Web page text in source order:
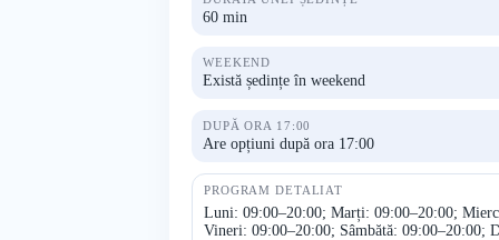
60 min
WEEKEND
Există ședințe în weekend
DUPĂ ORA 17:00
Are opțiuni după ora 17:00
PROGRAM DETALIAT
Luni: 09:00–20:00; Marți: 09:00–20:00;
Vineri: 09:00–20:00; Sâmbătă: 09:00–20:00;